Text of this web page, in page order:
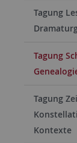
Tagung
Tagung
Tagung
Kontexte